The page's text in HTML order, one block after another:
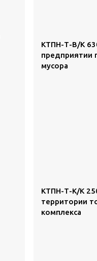
КТПН-Т-В/К
предприятии
мусора
КТПН-Т-К/К
территории
комплекса